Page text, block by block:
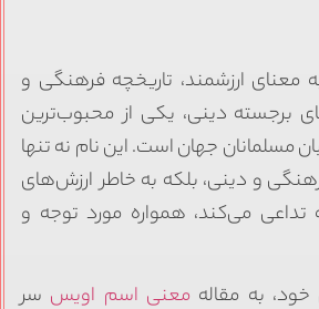
معنای ارزشمند، تاریخچه فرهنگی و
برجسته دینی، یکی از محبوب‌ترین
مسلمانان جهان است. این نام نه تنها
و دینی، بلکه به خاطر ارزش‌های
تداعی می‌کند، همواره مورد توجه و
به مقاله معنی اسم اویسسر